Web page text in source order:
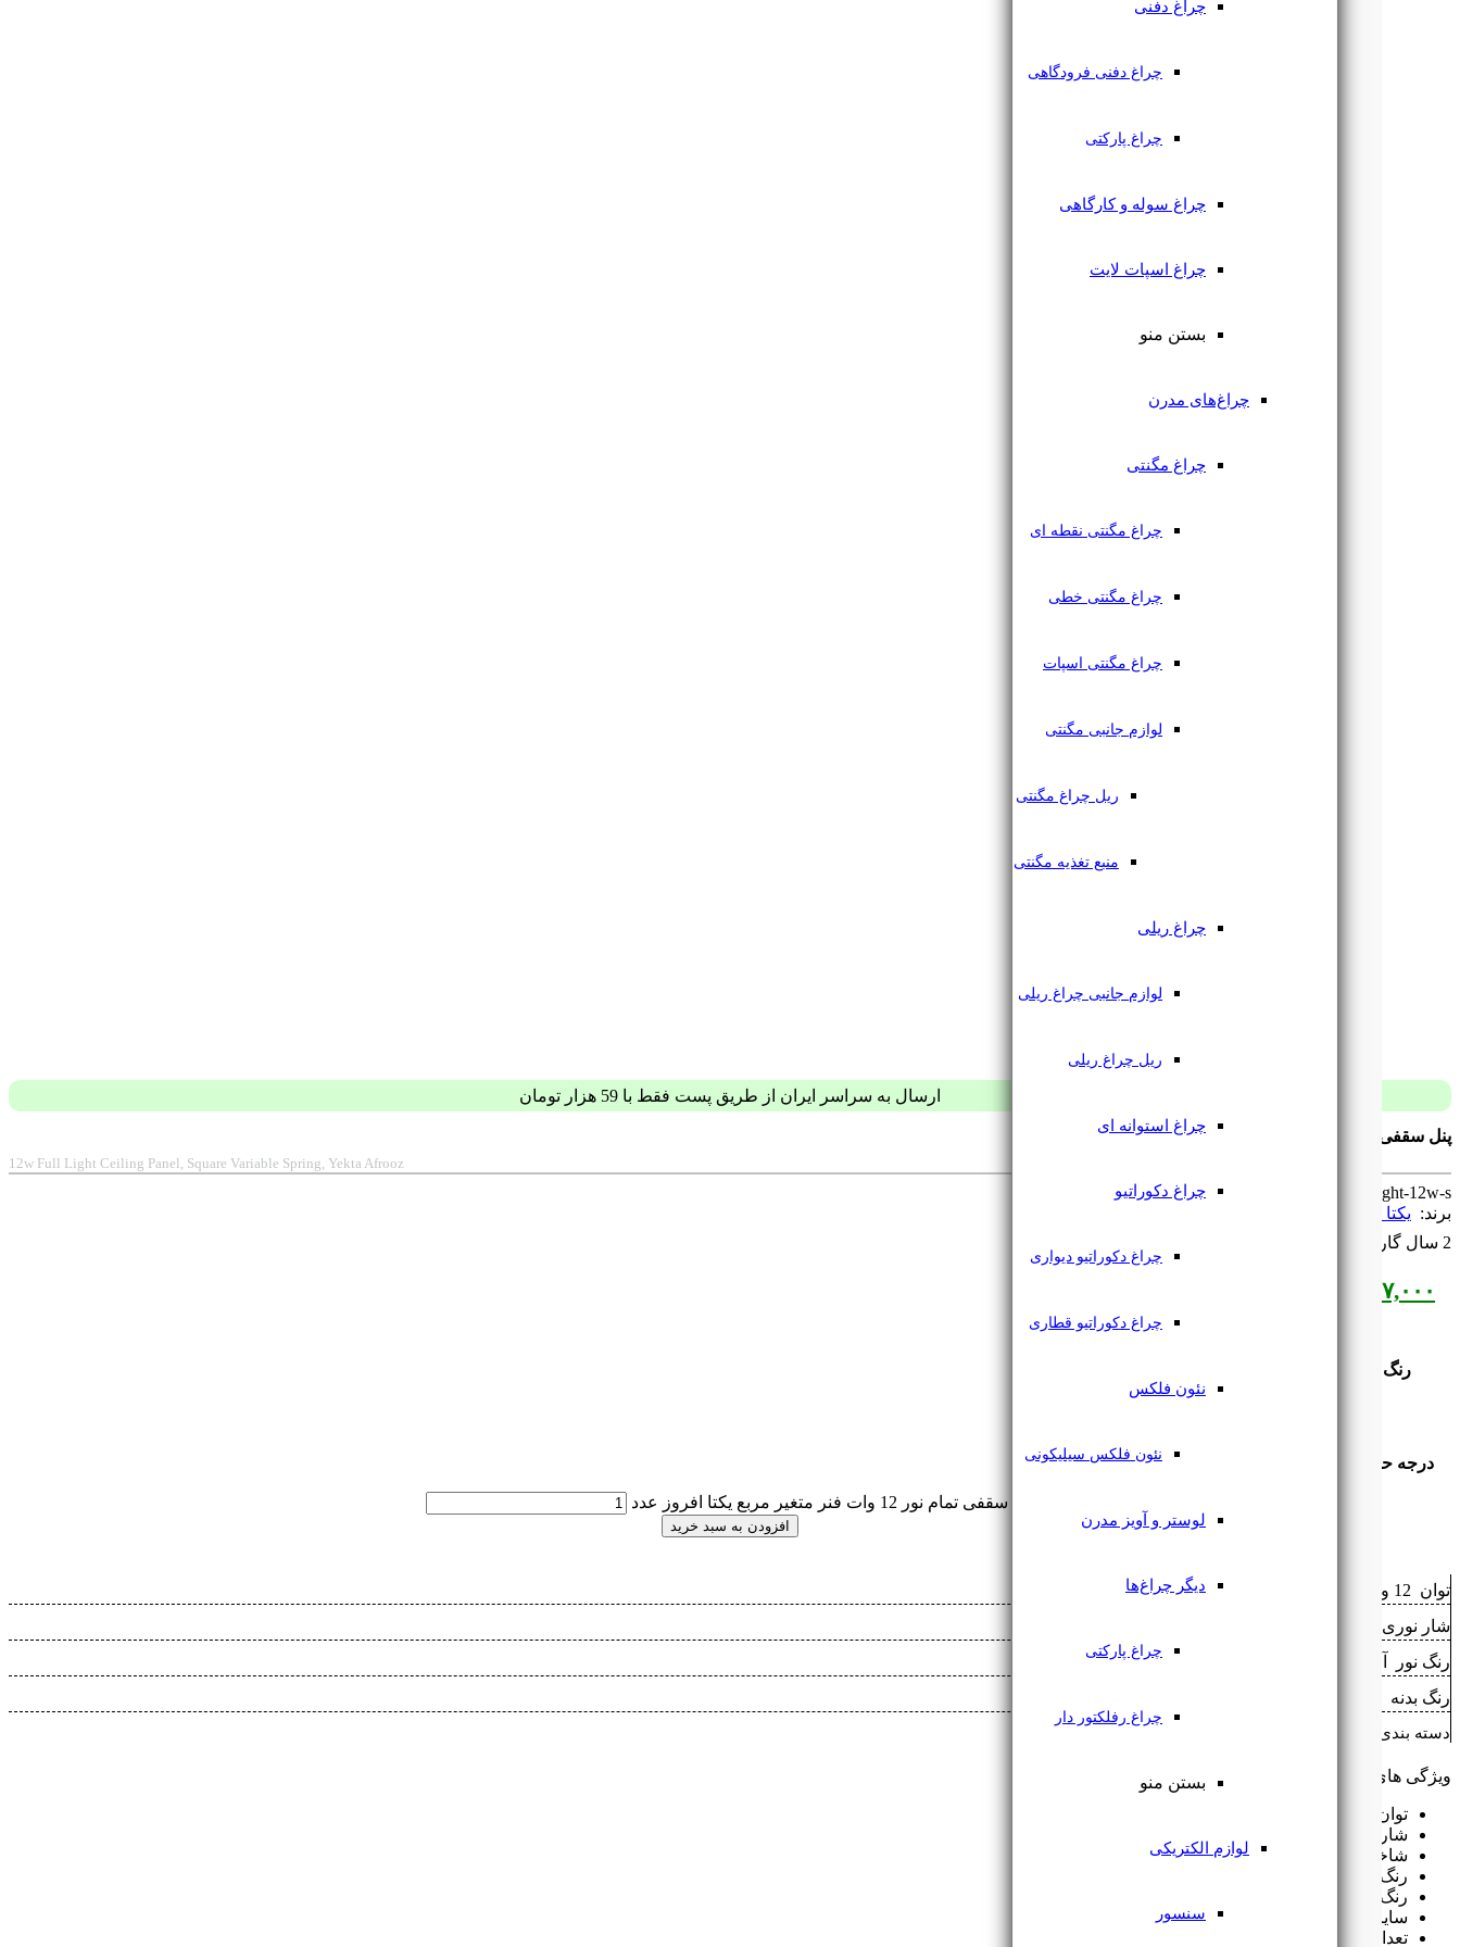
چراغ دفنی
چراغ دفنی فرودگاهی
چراغ پارکتی
چراغ سوله و کارگاهی
چراغ اسپات لایت
بستن منو
چراغ‌های مدرن
چراغ مگنتی
چراغ مگنتی نقطه ای
چراغ مگنتی خطی
چراغ مگنتی اسپات
لوازم جانبی مگنتی
ریل چراغ مگنتی
منبع تغذیه مگنتی
چراغ ریلی
لوازم جانبی چراغ ریلی
ریل چراغ ریلی
چراغ استوانه ای
چراغ دکوراتیو
چراغ دکوراتیو دیواری
چراغ دکوراتیو قطاری
نئون فلکس
نئون فلکس سیلیکونی
لوستر و آویز مدرن
دیگر چراغ‌ها
چراغ پارکتی
چراغ رفلکتور دار
بستن منو
لوازم الکتریکی
سنسور
ارسال به سراسر ایران از طریق پست فقط با 59 هزار تومان
پنل سقفی تمام نور 12 وات فنر متغیر مربع یکتا افروز
12w Full Light Ceiling Panel, Square Variable Spring, Yekta Afrooz
Full-light-12w-s
برند: ‌ یکتا افروز
2 سال گارانتی
۳۶۷,۰۰۰
رنگ نور
درجه حفاظتی
پنل سقفی تمام نور 12 وات فنر متغیر مربع یکتا افروز عدد
افزودن به سبد خرید
توان ‌ 12 وات
شار نوری ‌
رنگ نور ‌
رنگ بدنه ‌
دسته بندی: ‌
ویژگی های محصول:
توان مصرفی (w): 12 وات
شار نوری: 1200 لومن
شاخص نمود رنگ (CRI): CRI>80
رنگ نور: آفتابی، مهتابی، طبیعی(نچرال)
رنگ بدنه: سفید پودری الکترواستاتیک
سایز برش (mm): 40 تا 90 میلی‌متر
تعداد در کارتن: 40 عدد